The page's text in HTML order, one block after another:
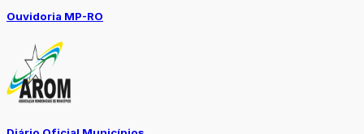
Ouvidoria MP-RO